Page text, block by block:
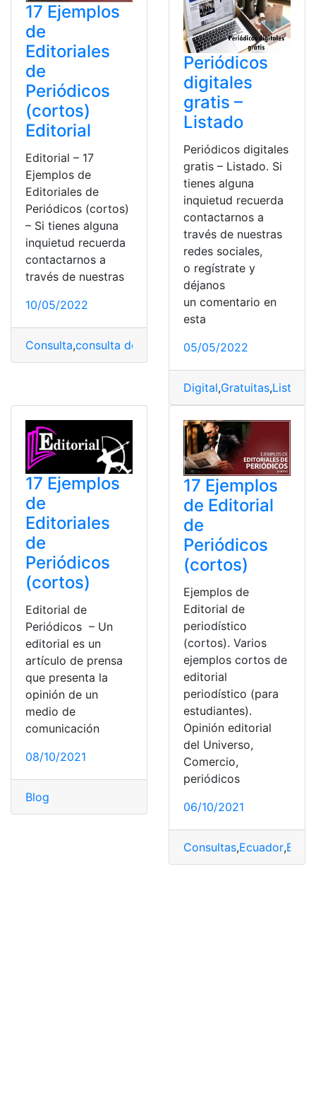
17 Ejemplos
de
Editoriales
de
Periódicos
(cortos)
Editorial
Editorial – 17
Ejemplos de
Editoriales de
Periódicos (cortos)
– Si tienes alguna
inquietud recuerda
contactarnos a
través de nuestras
10/05/2022
Consulta,consulta de causas Consulta de Denuncia
Periódicos
digitales
gratis –
Listado
Periódicos digitales
gratis – Listado. Si
tienes alguna
inquietud recuerda
contactarnos a
través de nuestras
redes sociales,
o regístrate y
déjanos
un comentario en
esta
05/05/2022
Digital,Gratuitas,
17 Ejemplos
de
Editoriales
de
Periódicos
(cortos)
Editorial de
Periódicos – Un
editorial es un
artículo de prensa
que presenta la
opinión de un
medio de
comunicación
08/10/2021
Blog
17 Ejemplos
de Editorial
de
Periódicos
(cortos)
Ejemplos de
Editorial de
periodístico
(cortos). Varios
ejemplos cortos de
editorial
periodístico (para
estudiantes).
Opinión editorial
del Universo,
Comercio,
periódicos
06/10/2021
Consultas,Ecuador,